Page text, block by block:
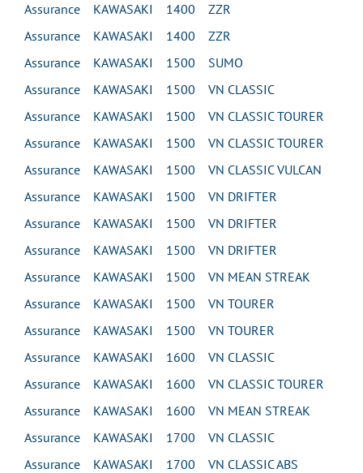
Assurance KAWASAKI 1400 ZZR
Assurance KAWASAKI 1400 ZZR
Assurance KAWASAKI 1500 SUMO
Assurance KAWASAKI 1500 VN CLASSIC
Assurance KAWASAKI 1500 VN CLASSIC TOURER
Assurance KAWASAKI 1500 VN CLASSIC TOURER
Assurance KAWASAKI 1500 VN CLASSIC VULCAN
Assurance KAWASAKI 1500 VN DRIFTER
Assurance KAWASAKI 1500 VN DRIFTER
Assurance KAWASAKI 1500 VN DRIFTER
Assurance KAWASAKI 1500 VN MEAN STREAK
Assurance KAWASAKI 1500 VN TOURER
Assurance KAWASAKI 1500 VN TOURER
Assurance KAWASAKI 1600 VN CLASSIC
Assurance KAWASAKI 1600 VN CLASSIC TOURER
Assurance KAWASAKI 1600 VN MEAN STREAK
Assurance KAWASAKI 1700 VN CLASSIC
Assurance KAWASAKI 1700 VN CLASSIC ABS